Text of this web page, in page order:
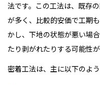
法です。この工法は、既存
が多く、比較的安価で工期
かし、下地の状態が悪い場
たり剥がれたりする可能性
密着工法は、主に以下のよ